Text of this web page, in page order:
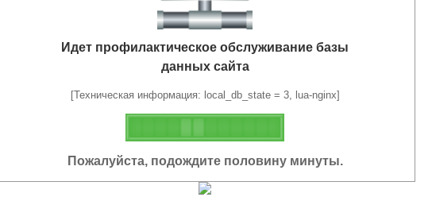
Идет профилактическое обслуживание базы
данных сайта
[Техническая информация: local_db_state = 3, lua-nginx]
Пожалуйста, подождите половину минуты.